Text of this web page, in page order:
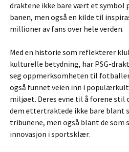
draktene ikke bare vært et symbol
banen, men også en kilde til
millioner av fans over hele verden.
Med en historie som reflekterer
kulturelle betydning, har PSG-
seg oppmerksomheten til
også funnet veien inn i
miljøet. Deres evne til å forene
dem ettertraktede ikke bare blant
tribunene, men også blant de
innovasjon i sportsklær.